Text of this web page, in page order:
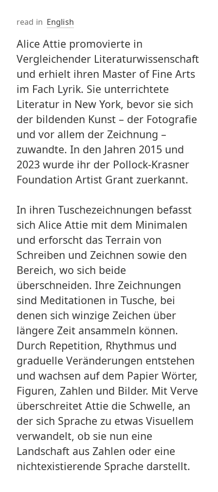
read in English
Alice Attie promovierte in
Vergleichender Literaturwissenschaft
und erhielt ihren Master of Fine Arts
im Fach Lyrik. Sie unterrichtete
Literatur in New York, bevor sie sich
der bildenden Kunst – der Fotografie
und vor allem der Zeichnung –
zuwandte. In den Jahren 2015 und
2023 wurde ihr der Pollock-Krasner
Foundation Artist Grant zuerkannt.
In ihren Tuschezeichnungen befasst
sich Alice Attie mit dem Minimalen
und erforscht das Terrain von
Schreiben und Zeichnen sowie den
Bereich, wo sich beide
überschneiden. Ihre Zeichnungen
sind Meditationen in Tusche, bei
denen sich winzige Zeichen über
längere Zeit ansammeln können.
Durch Repetition, Rhythmus und
graduelle Veränderungen entstehen
und wachsen auf dem Papier Wörter,
Figuren, Zahlen und Bilder. Mit Verve
überschreitet Attie die Schwelle, an
der sich Sprache zu etwas Visuellem
verwandelt, ob sie nun eine
Landschaft aus Zahlen oder eine
nichtexistierende Sprache darstellt.